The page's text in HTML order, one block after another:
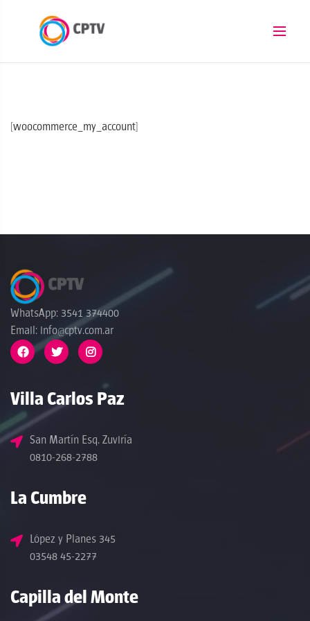
[woocommerce_my_account]
WhatsApp: 3541 374400
Email: info@cptv.com.ar
Villa Carlos Paz
San Martín Esq. Zuviría
0810-268-2788
La Cumbre
López y Planes 345
03548 45-2277
Capilla del Monte